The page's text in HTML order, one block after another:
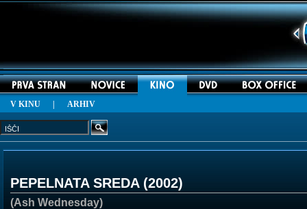
V KINU ARHIV
PEPELNATA SREDA (2002)
(Ash Wednesday)